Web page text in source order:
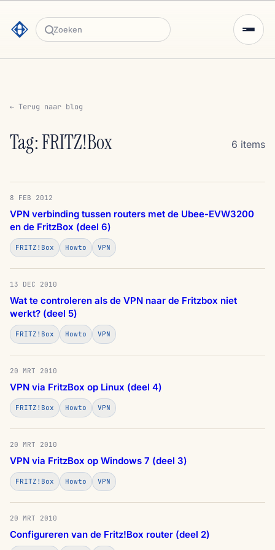
Zoeken
← Terug naar blog
Tag: FRITZ!Box 6 items
8 FEB 2012
VPN verbinding tussen routers met de Ubee-EVW3200
en de FritzBox (deel 6)
FRITZ!Box Howto VPN
13 DEC 2010
Wat te controleren als de VPN naar de Fritzbox niet
werkt? (deel 5)
FRITZ!Box Howto VPN
20 MRT 2010
VPN via FritzBox op Linux (deel 4)
FRITZ!Box Howto VPN
20 MRT 2010
VPN via FritzBox op Windows 7 (deel 3)
FRITZ!Box Howto VPN
20 MRT 2010
Configureren van de Fritz!Box router (deel 2)